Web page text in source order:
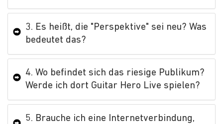
3. Es heißt, die "Perspektive" sei neu? Was
bedeutet das?
4. Wo befindet sich das riesige Publikum?
Werde ich dort Guitar Hero Live spielen?
5. Brauche ich eine Internetverbindung,